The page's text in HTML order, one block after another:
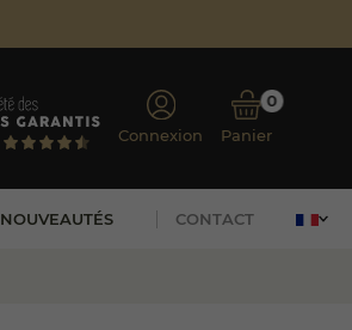
Connexion Panier
0
NOUVEAUTÉS CONTACT